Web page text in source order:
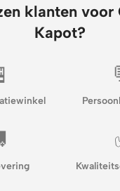
klanten voor
Kapot?